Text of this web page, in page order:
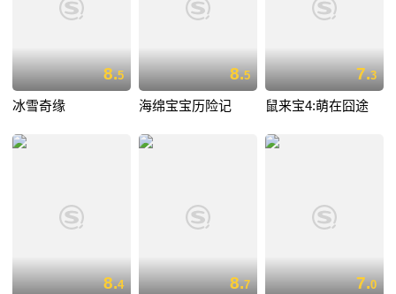
8.5
冰雪奇缘
8.5
海绵宝宝历险记
7.3
鼠来宝4:萌在囧途
8.4 8.7 7.0